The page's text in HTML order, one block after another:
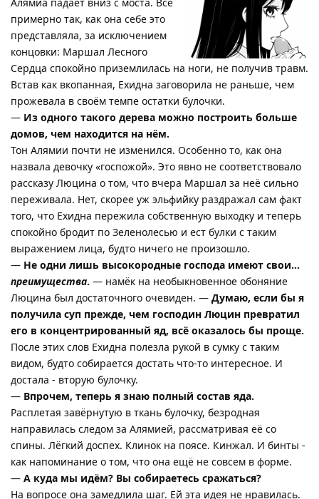
примерно так, как она себе это
представляла, за исключением
концовки: Маршал Лесного
Сердца спокойно приземлилась на ноги, не получив травм.
Встав как вкопанная, Ехидна заговорила не раньше, чем
прожевала в своём темпе остатки булочки.
— Из одного такого дерева можно построить больше
домов, чем находится на нём.
Тон Алямии почти не изменился. Особенно то, как она
назвала девочку «госпожой». Это явно не соответствовало
рассказу Люцина о том, что вчера Маршал за неё сильно
переживала. Нет, скорее уж эльфийку раздражал сам факт
того, что Ехидна пережила собственную выходку и теперь
спокойно бродит по Зеленолесью и ест булки с таким
выражением лица, будто ничего не произошло.
— Не одни лишь высокородные господа имеют свои…
преимущества. — намёк на необыкновенное обоняние
Люцина был достаточного очевиден. — Думаю, если бы я
получила суп прежде, чем господин Люцин превратил
его в концентрированный яд, всё оказалось бы проще.
После этих слов Ехидна полезла рукой в сумку с таким
видом, будто собирается достать что-то интересное. И
достала - вторую булочку.
— Впрочем, теперь я знаю полный состав яда.
Расплетая завёрнутую в ткань булочку, безродная
направилась следом за Алямией, рассматривая её со
спины. Лёгкий доспех. Клинок на поясе. Кинжал. И бинты -
как напоминание о том, что она ещё не совсем в форме.
— А куда мы идём? Вы собираетесь сражаться?
На вопросе она замедлила шаг. Ей эта идея не нравилась.